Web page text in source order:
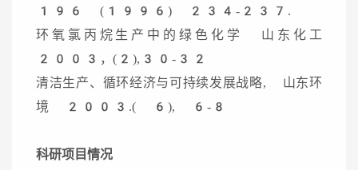
196 (1996) 234-237.
环氧氯丙烷生产中的绿色化学 山东化工
2003，(2),30-32
清洁生产、循环经济与可持续发展战略, 山东环
境 2003.( 6), 6-8
科研项目情况